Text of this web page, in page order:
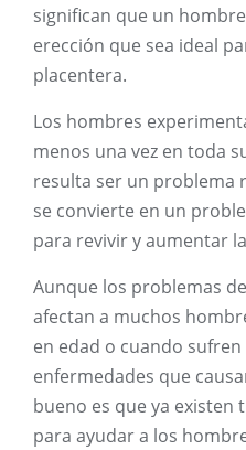
significan que un
erección que sea ideal
placentera.
Los hombres
menos una vez en toda
resulta ser un problema
se convierte en un
para revivir y aumentar
Aunque los problemas
afectan a muchos
en edad o cuando sufren
enfermedades que
bueno es que ya
para ayudar a los